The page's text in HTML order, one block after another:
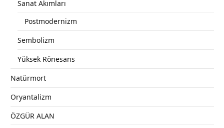
Sanat Akımları
Postmodernizm
Sembolizm
Yüksek Rönesans
Natürmort
Oryantalizm
ÖZGÜR ALAN